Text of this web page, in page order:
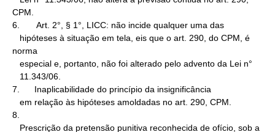
CPM.
6.       Art. 2°, § 1°, LICC: não incide qualquer uma das
norma
7.      Inaplicabilidade do princípio da insignificância
8.